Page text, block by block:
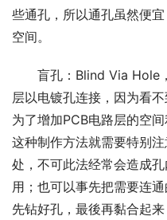
些通孔，所以通孔虽然便
空间。
盲孔：Blind Via Hole
层以电镀孔连接，因为看
为了增加PCB电路层的空
这种制作方法就需要特别
处，不可此法经常会造成
用；也可以事先把需要连
先钻好孔，最後再黏合起